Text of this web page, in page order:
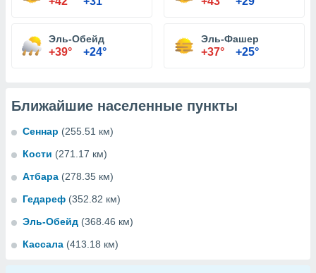
Эль-Обейд
+39° +24°
Эль-Фашер
+37° +25°
Ближайшие населенные пункты
Сеннар (255.51 км)
Кости (271.17 км)
Атбара (278.35 км)
Гедареф (352.82 км)
Эль-Обейд (368.46 км)
Кассала (413.18 км)